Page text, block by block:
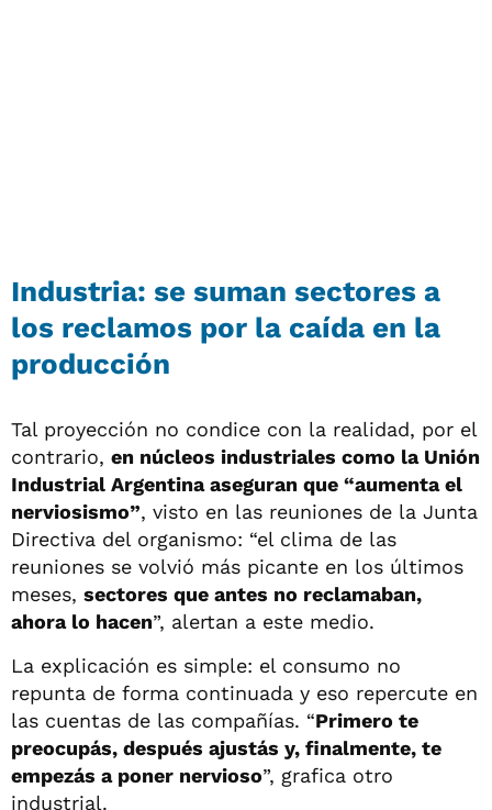
Industria: se suman sectores a
los reclamos por la caída en la
producción
Tal proyección no condice con la realidad, por el
contrario, en núcleos industriales como la Unión
Industrial Argentina aseguran que “aumenta el
nerviosismo”, visto en las reuniones de la Junta
Directiva del organismo: “el clima de las
reuniones se volvió más picante en los últimos
meses, sectores que antes no reclamaban,
ahora lo hacen”, alertan a este medio.
La explicación es simple: el consumo no
repunta de forma continuada y eso repercute en
las cuentas de las compañías. “Primero te
preocupás, después ajustás y, finalmente, te
empezás a poner nervioso”, grafica otro
industrial.